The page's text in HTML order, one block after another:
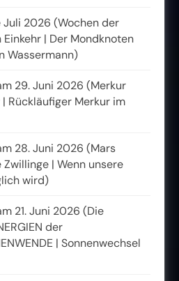
Juli 2026 (Wochen der
| Der Mondknoten
Wassermann)
29. Juni 2026 (Merkur
Rückläufiger Merkur im
28. Juni 2026 (Mars
| Wenn unsere
wird)
21. Juni 2026 (Die
der
| Sonnenwechsel